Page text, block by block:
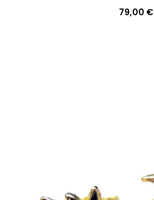
79,00 €